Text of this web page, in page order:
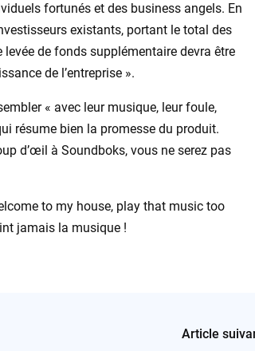
fortunés et des business angels. En
existants, portant le total des
de fonds supplémentaire devra être
de l’entreprise ».
« avec leur musique, leur foule,
résume bien la promesse du produit.
d’œil à Soundboks, vous ne serez pas
to my house, play that music too
jamais la musique !
Article